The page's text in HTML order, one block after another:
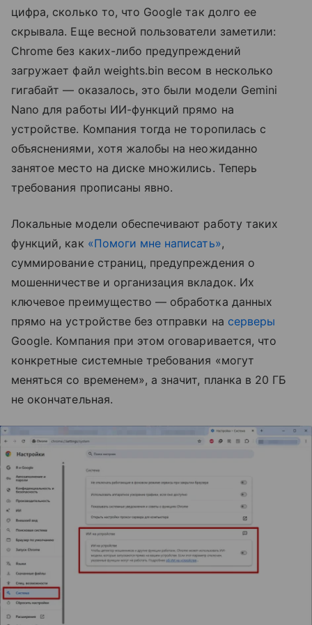
цифра, сколько то, что Google так долго ее
скрывала. Еще весной пользователи заметили:
Chrome без каких-либо предупреждений
загружает файл weights.bin весом в несколько
гигабайт — оказалось, это были модели Gemini
Nano для работы ИИ-функций прямо на
устройстве. Компания тогда не торопилась с
объяснениями, хотя жалобы на неожиданно
занятое место на диске множились. Теперь
требования прописаны явно.
Локальные модели обеспечивают работу таких
функций, как «Помоги мне написать»,
суммирование страниц, предупреждения о
мошенничестве и организация вкладок. Их
ключевое преимущество — обработка данных
прямо на устройстве без отправки на серверы
Google. Компания при этом оговаривается, что
конкретные системные требования «могут
меняться со временем», а значит, планка в 20 ГБ
не окончательная.